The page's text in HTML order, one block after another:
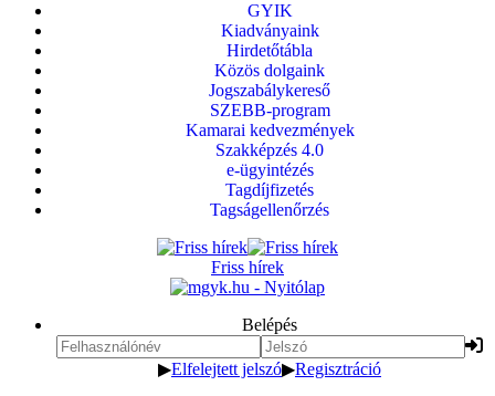
GYIK
Kiadványaink
Hirdetőtábla
Közös dolgaink
Jogszabálykereső
SZEBB-program
Kamarai kedvezmények
Szakképzés 4.0
e-ügyintézés
Tagdíjfizetés
Tagságellenőrzés
Friss hírek
Belépés
▶Elfelejtett jelszó▶Regisztráció